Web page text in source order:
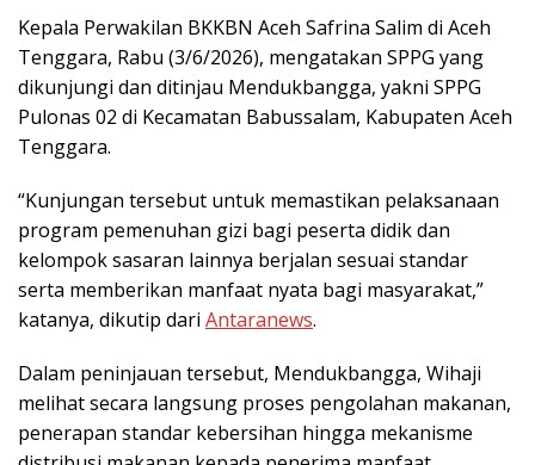
Kepala Perwakilan BKKBN Aceh Safrina Salim di Aceh
Tenggara, Rabu (3/6/2026), mengatakan SPPG yang
dikunjungi dan ditinjau Mendukbangga, yakni SPPG
Pulonas 02 di Kecamatan Babussalam, Kabupaten Aceh
Tenggara.
“Kunjungan tersebut untuk memastikan pelaksanaan
program pemenuhan gizi bagi peserta didik dan
kelompok sasaran lainnya berjalan sesuai standar
serta memberikan manfaat nyata bagi masyarakat,”
katanya, dikutip dari Antaranews.
Dalam peninjauan tersebut, Mendukbangga, Wihaji
melihat secara langsung proses pengolahan makanan,
penerapan standar kebersihan hingga mekanisme